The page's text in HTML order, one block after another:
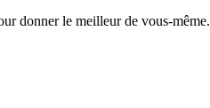
donner le meilleur de vous-même.